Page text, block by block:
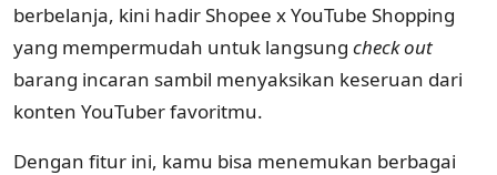
berbelanja, kini hadir Shopee x YouTube Shopping
yang mempermudah untuk langsung checkout
barang incaran sambil menyaksikan keseruan dari
konten YouTuber favoritmu.
Dengan fitur ini, kamu bisa menemukan berbagai